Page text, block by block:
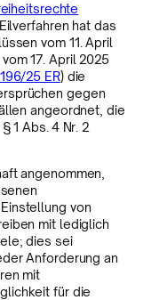
hat das
vom 11. April
17. April 2025
25 ER) die
gegen
angeordnet, die
1 Abs. 4 Nr. 2
angenommen,
von
mit lediglich
dies sei
Anforderung an
mit
für die